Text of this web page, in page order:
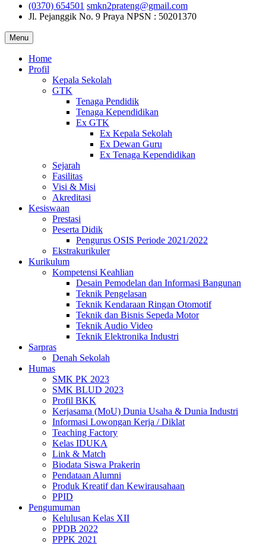
(0370) 654501 smkn2prateng@gmail.com
Jl. Pejanggik No. 9 Praya NPSN : 50201370
Menu
Home
Profil
Kepala Sekolah
GTK
Tenaga Pendidik
Tenaga Kependidikan
Ex GTK
Ex Kepala Sekolah
Ex Dewan Guru
Ex Tenaga Kependidikan
Sejarah
Fasilitas
Visi & Misi
Akreditasi
Kesiswaan
Prestasi
Peserta Didik
Pengurus OSIS Periode 2021/2022
Ekstrakurikuler
Kurikulum
Kompetensi Keahlian
Desain Pemodelan dan Informasi Bangunan
Teknik Pengelasan
Teknik Kendaraan Ringan Otomotif
Teknik dan Bisnis Sepeda Motor
Teknik Audio Video
Teknik Elektronika Industri
Sarpras
Denah Sekolah
Humas
SMK PK 2023
SMK BLUD 2023
Profil BKK
Kerjasama (MoU) Dunia Usaha & Dunia Industri
Informasi Lowongan Kerja / Diklat
Teaching Factory
Kelas IDUKA
Link & Match
Biodata Siswa Prakerin
Pendataan Alumni
Produk Kreatif dan Kewirausahaan
PPID
Pengumuman
Kelulusan Kelas XII
PPDB 2022
PPPK 2021